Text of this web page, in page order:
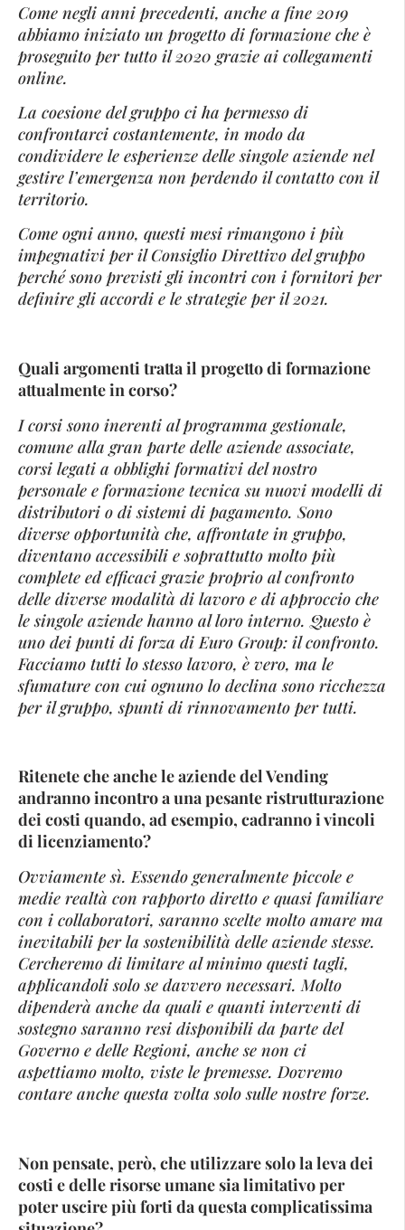
Come negli anni precedenti, anche a fine 2019
abbiamo iniziato un progetto di formazione che è
proseguito per tutto il 2020 grazie ai collegamenti
online.
La coesione del gruppo ci ha permesso di
confrontarci costantemente, in modo da
condividere le esperienze delle singole aziende nel
gestire l’emergenza non perdendo il contatto con il
territorio.
Come ogni anno, questi mesi rimangono i più
impegnativi per il Consiglio Direttivo del gruppo
perché sono previsti gli incontri con i fornitori per
definire gli accordi e le strategie per il 2021.
Quali argomenti tratta il progetto di formazione
attualmente in corso?
I corsi sono inerenti al programma gestionale,
comune alla gran parte delle aziende associate,
corsi legati a obblighi formativi del nostro
personale e formazione tecnica su nuovi modelli di
distributori o di sistemi di pagamento. Sono
diverse opportunità che, affrontate in gruppo,
diventano accessibili e soprattutto molto più
complete ed efficaci grazie proprio al confronto
delle diverse modalità di lavoro e di approccio che
le singole aziende hanno al loro interno. Questo è
uno dei punti di forza di Euro Group: il confronto.
Facciamo tutti lo stesso lavoro, è vero, ma le
sfumature con cui ognuno lo declina sono ricchezza
per il gruppo, spunti di rinnovamento per tutti.
Ritenete che anche le aziende del Vending
andranno incontro a una pesante ristrutturazione
dei costi quando, ad esempio, cadranno i vincoli
di licenziamento?
Ovviamente sì. Essendo generalmente piccole e
medie realtà con rapporto diretto e quasi familiare
con i collaboratori, saranno scelte molto amare ma
inevitabili per la sostenibilità delle aziende stesse.
Cercheremo di limitare al minimo questi tagli,
applicandoli solo se davvero necessari. Molto
dipenderà anche da quali e quanti interventi di
sostegno saranno resi disponibili da parte del
Governo e delle Regioni, anche se non ci
aspettiamo molto, viste le premesse. Dovremo
contare anche questa volta solo sulle nostre forze.
Non pensate, però, che utilizzare solo la leva dei
costi e delle risorse umane sia limitativo per
poter uscire più forti da questa complicatissima